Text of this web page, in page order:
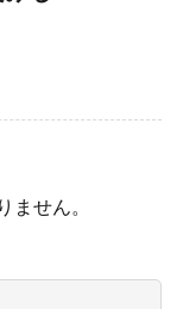
ません。